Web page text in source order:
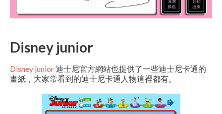
Disney junior
Disney junior迪士尼官方網站也提供了一些迪士尼卡通的
畫紙，大家常看到的迪士尼卡通人物這裡都有。